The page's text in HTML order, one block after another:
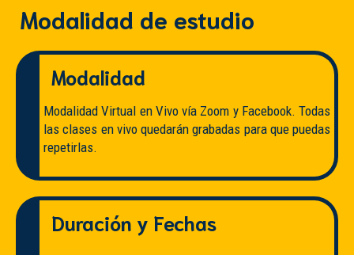
Modalidad de estudio
Modalidad
Modalidad Virtual en Vivo vía Zoom y Facebook. Todas
las clases en vivo quedarán grabadas para que puedas
repetirlas.
Duración y Fechas